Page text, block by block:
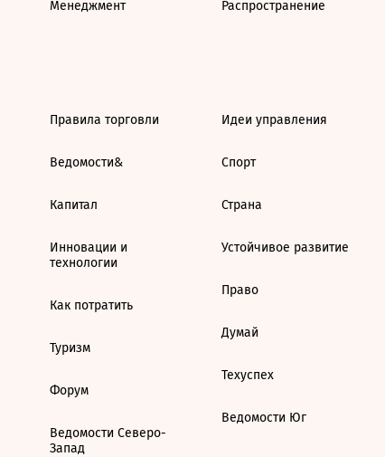
Менеджмент Распространение
Правила торговли
Ведомости&
Капитал
Инновации и
технологии
Как потратить
Туризм
Форум
Ведомости Северо-
Запад
Идеи управления
Спорт
Страна
Устойчивое развитие
Право
Думай
Техуспех
Ведомости Юг